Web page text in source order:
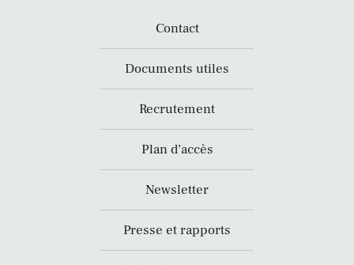
Contact
Documents utiles
Recrutement
Plan d’accès
Newsletter
Presse et rapports